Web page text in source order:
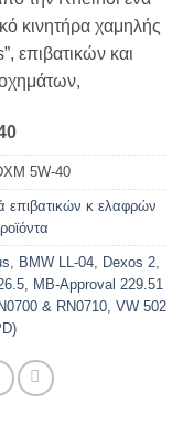
κινητήρα χαμηλής
επιβατικών και
5W-40
επιβατικών κ ελαφρών
BMW LL-04 Dexos 2
,
MB-Approval 229.51
& RN0710 VW 502